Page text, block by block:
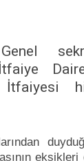
eksikleri